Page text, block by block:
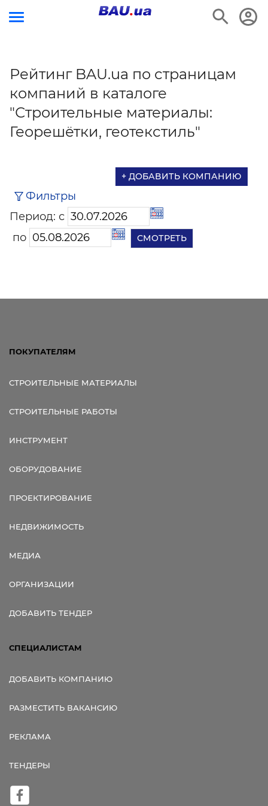
Рейтинг BAU.ua по страницам
компаний в каталоге
"Строительные материалы:
Георешётки, геотекстиль"
+ ДОБАВИТЬ КОМПАНИЮ
Фильтры
Период: с
по
ПОКУПАТЕЛЯМ
СТРОИТЕЛЬНЫЕ МАТЕРИАЛЫ
СТРОИТЕЛЬНЫЕ РАБОТЫ
ИНСТРУМЕНТ
ОБОРУДОВАНИЕ
ПРОЕКТИРОВАНИЕ
НЕДВИЖИМОСТЬ
МЕДИА
ОРГАНИЗАЦИИ
ДОБАВИТЬ ТЕНДЕР
СПЕЦИАЛИСТАМ
ДОБАВИТЬ КОМПАНИЮ
РАЗМЕСТИТЬ ВАКАНСИЮ
РЕКЛАМА
ТЕНДЕРЫ